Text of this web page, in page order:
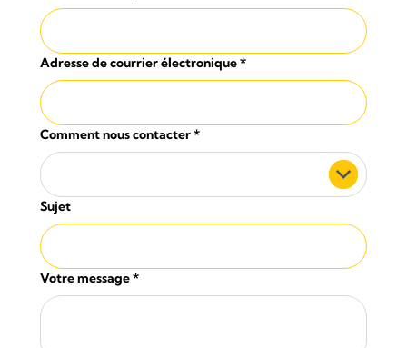
Adresse de courrier électronique*
Comment nous contacter*
Sujet
Votre message*